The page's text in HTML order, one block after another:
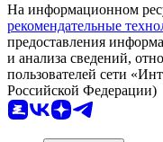
На информационном
рекомендательные
предоставления
и анализа сведений,
пользователей сети
Российской Федерации)